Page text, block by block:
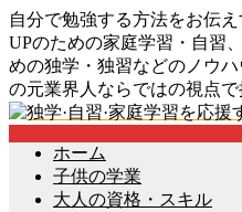
自分で勉強する方法をお伝
UPのための家庭学習・自習
めの独学・独習などのノウ
の元業界人ならではの視点で
ホーム
子供の学業
大人の資格・スキル